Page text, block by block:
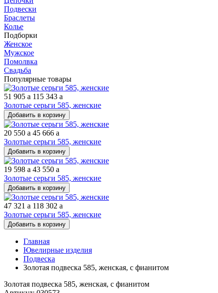
Подвески
Браслеты
Колье
Подборки
Женское
Мужское
Помолвка
Свадьба
Популярные товары
51 905 a 115 343 a
Золотые серьги 585, женские
Добавить в корзину
20 550 a 45 666 a
Золотые серьги 585, женские
Добавить в корзину
19 598 a 43 550 a
Золотые серьги 585, женские
Добавить в корзину
47 321 a 118 302 a
Золотые серьги 585, женские
Добавить в корзину
Главная
Ювелирные изделия
Подвеска
Золотая подвеска 585, женская, с фианитом
Золотая подвеска 585, женская, с фианитом